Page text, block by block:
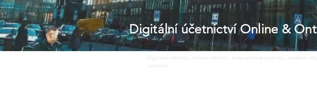
Digitální účetnictví Online &
digitalni uctnictvi, online uctnictvi, bezpapirove uctnictvi, moderni
uctovani